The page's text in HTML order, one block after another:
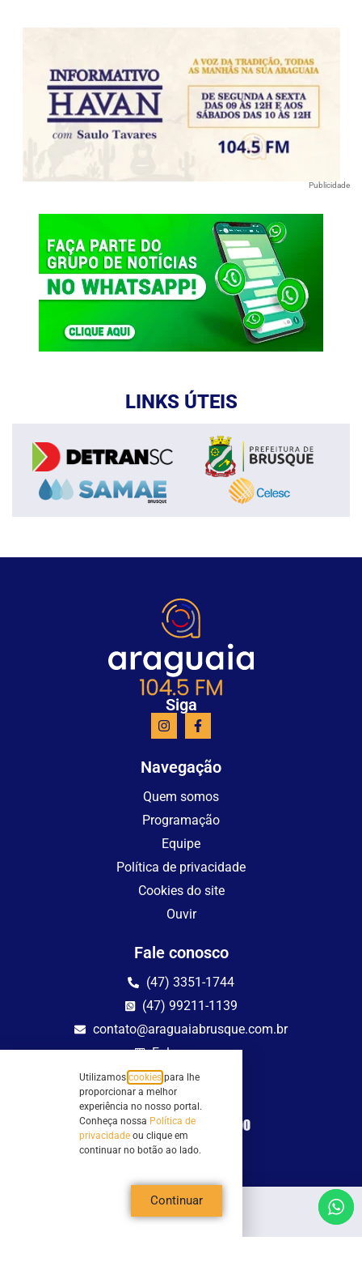
Publicidade
LINKS ÚTEIS
Siga
Navegação
Quem somos
Programação
Equipe
Política de privacidade
Cookies do site
Ouvir
Fale conosco
(47) 3351-1744
(47) 99211-1139
contato@araguaiabrusque.com.br
Fale conosco
Site seguro
Todos os direitos reservados - Sociedade Rádio Araguaia de Brusque Ltda -
Utilizamos cookies para lhe
proporcionar a melhor
experiência no nosso portal.
Conheça nossa Política de
privacidade ou clique em
continuar no botão ao lado.
Continuar